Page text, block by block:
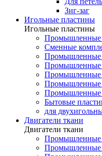
Зиг-заг
Игольные пластины
Игольные пластины
Промышленные
Сменные
Промышленные
Промышленные
Промышленные
Промышленные
Промышленные
Бытовые
для
Двигатели ткани
Двигатели ткани
Промышленные
Промышленные